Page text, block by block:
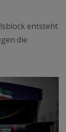
entsteht
die